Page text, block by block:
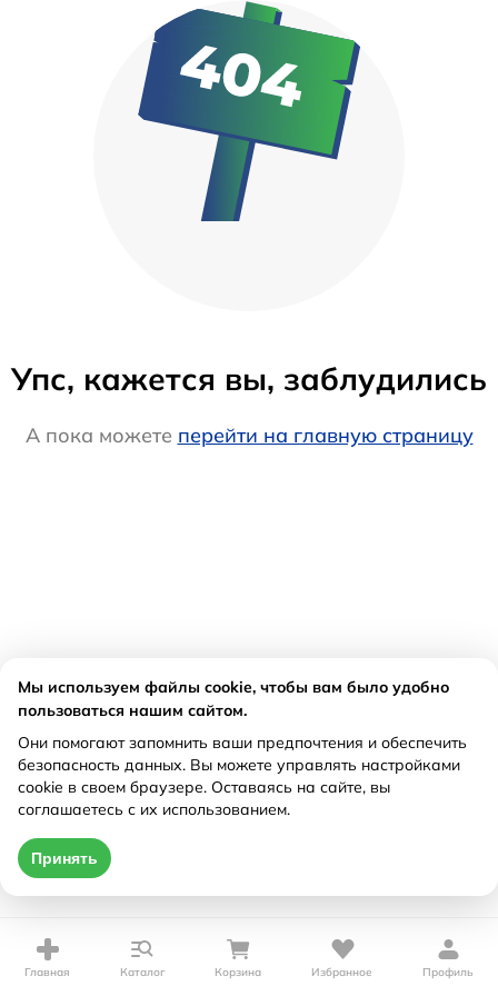
Упс, кажется вы, заблудились
А пока можете перейти на главную страницу
Главная Каталог Корзина Избранное Профиль
Мы используем файлы cookie, чтобы вам было удобно
пользоваться нашим сайтом.
Они помогают запомнить ваши предпочтения и обеспечить
безопасность данных. Вы можете управлять настройками
cookie в своем браузере. Оставаясь на сайте, вы
соглашаетесь с их использованием.
Принять